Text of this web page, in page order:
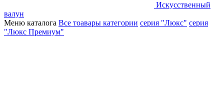
Искусственный
валун
Меню каталога Все тоавары категории серия "Люкс" серия
"Люкс Премиум"